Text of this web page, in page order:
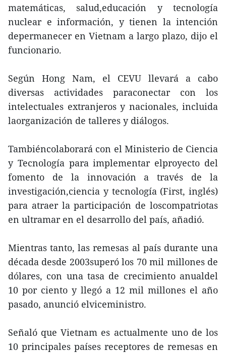
matemáticas, salud,educación y tecnología
nuclear e información, y tienen la intención
depermanecer en Vietnam a largo plazo, dijo el
funcionario.
Según Hong Nam, el CEVU llevará a cabo
diversas actividades paraconectar con los
intelectuales extranjeros y nacionales, incluida
laorganización de talleres y diálogos.
Tambiéncolaborará con el Ministerio de Ciencia
y Tecnología para implementar elproyecto del
fomento de la innovación a través de la
investigación,ciencia y tecnología (First, inglés)
para atraer la participación de loscompatriotas
en ultramar en el desarrollo del país, añadió.
Mientras tanto, las remesas al país durante una
década desde 2003superó los 70 mil millones de
dólares, con una tasa de crecimiento anualdel
10 por ciento y llegó a 12 mil millones el año
pasado, anunció elviceministro.
Señaló que Vietnam es actualmente uno de los
10 principales países receptores de remesas en